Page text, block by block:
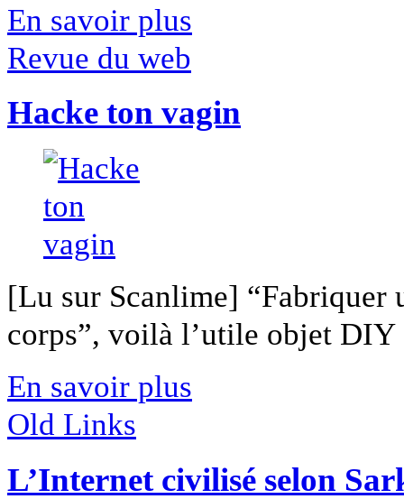
En savoir plus
Revue du web
Hacke ton vagin
[Lu sur Scanlime] “Fabriquer
corps”, voilà l’utile objet
En savoir plus
Old Links
L’Internet civilisé selon